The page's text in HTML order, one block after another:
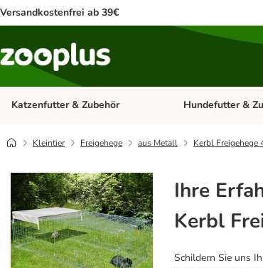
Versandkostenfrei ab 39€
Katzenfutter & Zubehör Kategorie-Menü
Hundefutter &
Kleintier Freigehege aus Metall Kerbl Freigehege
Ihre
Kerbl
Schildern Sie uns